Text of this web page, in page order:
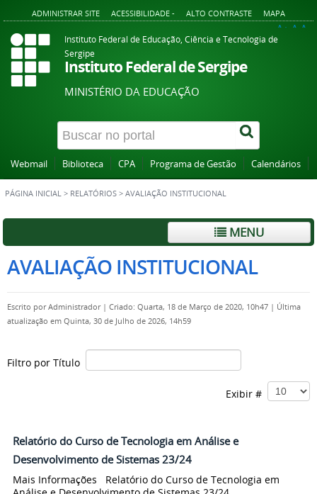
ADMINISTRAR SITE ACESSIBILIDADE - ALTO CONTRASTE MAPA
A+ A A-
Instituto Federal de Educação, Ciência e Tecnologia de
Sergipe
Instituto Federal de Sergipe
MINISTÉRIO DA EDUCAÇÃO
Webmail Biblioteca CPA Programa de Gestão Calendários
PÁGINA INICIAL > RELATÓRIOS > AVALIAÇÃO INSTITUCIONAL
MENU
AVALIAÇÃO INSTITUCIONAL
Escrito porAdministrador | Criado: Quarta, 18 de Março de 2020, 10h47 | Última
atualização em Quinta, 30 de Julho de 2026, 14h59
Filtro por Título
Exibir #
Relatório do Curso de Tecnologia em Análise e
Desenvolvimento de Sistemas 23/24
Mais Informações Relatório do Curso de Tecnologia em